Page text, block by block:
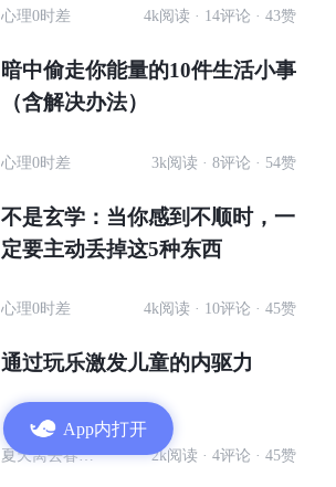
心理0时差 4k阅读 · 14评论 · 43赞
暗中偷走你能量的10件生活小事
（含解决办法）
心理0时差 3k阅读 · 8评论 · 54赞
不是玄学：当你感到不顺时，一
定要主动丢掉这5种东西
心理0时差 4k阅读 · 10评论 · 45赞
通过玩乐激发儿童的内驱力
夏天离去春天归来 2k阅读 · 4评论 · 45赞
App内打开